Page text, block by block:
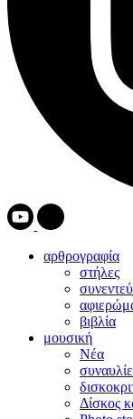
αρθρογραφία
στήλες
βιβλία
μουσική
Νέα
Δίσκος